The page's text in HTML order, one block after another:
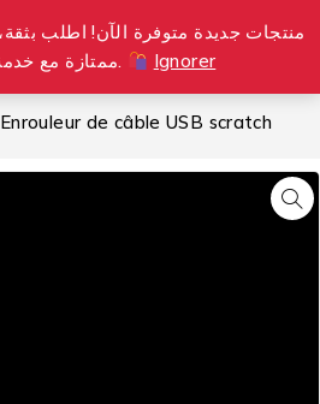
ممتازة مع خدمة عملاء متميزة.
Ignorer
0
Enrouleur de câble USB scratch